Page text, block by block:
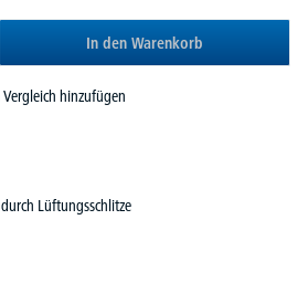
In den Warenkorb
hinzufügen
Lüftungsschlitze